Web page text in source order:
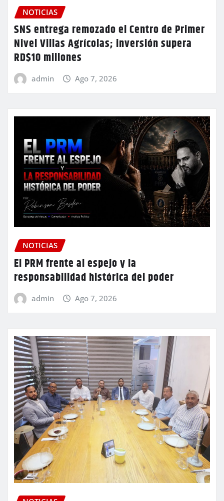
NOTICIAS
SNS entrega remozado el Centro de Primer
Nivel Villas Agrícolas; inversión supera
RD$10 millones
admin Ago 7, 2026
NOTICIAS
El PRM frente al espejo y la
responsabilidad histórica del poder
admin Ago 7, 2026